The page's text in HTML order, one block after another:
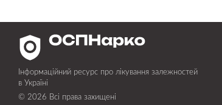
Інформаційний ресурс про лікування залежностей
в Україні
© 2026 Всі права захищені